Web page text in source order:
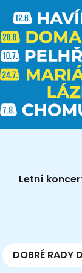
Letní
DOBRÉ RADY